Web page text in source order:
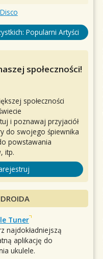
Popularni Artyści
społeczności!
społeczności
i poznawaj przyjaciół
do swojego śpiewnika
powstawania
itp.
Tuner
najdokładniejszą
aplikację do
ukulele.